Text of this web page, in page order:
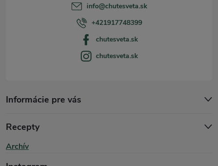
info@chutesveta.sk
+421917748399
chutesveta.sk
chutesveta.sk
Informácie pre vás
Recepty
Archív